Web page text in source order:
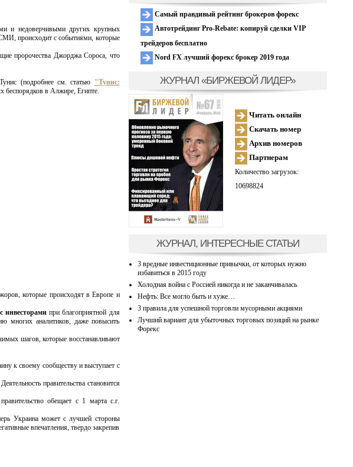
и недоверчивыми других крупных
происходит с событиями, которые
пророчества Джорджа Сороса, что
(подробнее см. статью "Тунис:
беспорядков в Алжире, Египте.
которые происходят в Европе и
инвесторами при благоприятной для
многих аналитиков, даже повысить
шагов, которые восстанавливают
к своему сообществу и выступает с
правительства становится
обещает с 1 марта с.г.
Украина может с лучшей стороны
впечатления, твердо закрепив
Самый правдивый рейтинг брокеров форекс
Автотрейдинг Pro-Rebate: копируй сделки VIP
трейдеров бесплатно
Nord FX лучший форекс брокер 2019 года
ЖУРНАЛ «БИРЖЕВОЙ ЛИДЕР»
Читать онлайн
Скачать номер
Архив номеров
Партнерам
Количество загрузок:
10698824
ЖУРНАЛ, ИНТЕРЕСНЫЕ СТАТЬИ
3 вредные инвестиционные привычки, от которых нужно
избавиться в 2015 году
Холодная война с Россией никогда и не заканчивалась
Нефть: Все могло быть и хуже…
3 правила для успешной торговли мусорными акциями
Лучший вариант для убыточных торговых позиций на рынке
Форекс